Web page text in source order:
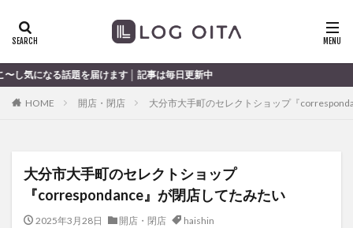
ます │ 記事は毎日更新中
HOME 開店・閉店 大分市大手町のセレクトショップ『
大分市大手町のセレクトショップ
『correspondance』が閉店してたみたい
2025年3月28日 開店・閉店 haishin
ディナー
haishin
haisin haisnin hasihin
hishin
hqaishin JR kaiten
line
OPA
Paypay PR TOKIPO